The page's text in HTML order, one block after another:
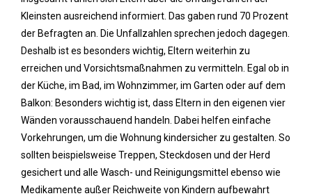
Kleinsten ausreichend informiert. Das gaben rund 70 Prozent
der Befragten an. Die Unfallzahlen sprechen jedoch dagegen.
Deshalb ist es besonders wichtig, Eltern weiterhin zu
erreichen und Vorsichtsmaßnahmen zu vermitteln. Egal ob in
der Küche, im Bad, im Wohnzimmer, im Garten oder auf dem
Balkon: Besonders wichtig ist, dass Eltern in den eigenen vier
Wänden vorausschauend handeln. Dabei helfen einfache
Vorkehrungen, um die Wohnung kindersicher zu gestalten. So
sollten beispielsweise Treppen, Steckdosen und der Herd
gesichert und alle Wasch- und Reinigungsmittel ebenso wie
Medikamente außer Reichweite von Kindern aufbewahrt